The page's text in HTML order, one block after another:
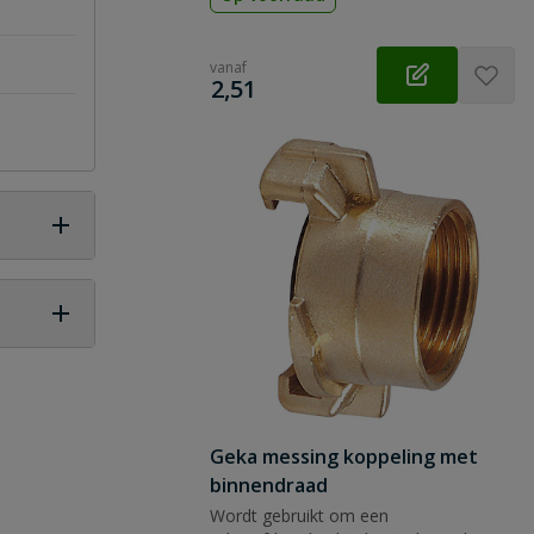
vanaf
€
2,51
Geka messing koppeling met
binnendraad
Wordt gebruikt om een